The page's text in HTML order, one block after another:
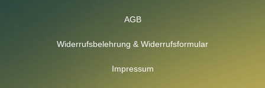
AGB
Widerrufsbelehrung & Widerrufsformular
Impressum